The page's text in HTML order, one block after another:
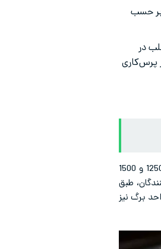
صنایع مختلف ،بر حسب
و اغلب در
پرس‌کاری
لازم به ذکر است در بازار ایران هر دو محصول شیت و پلیت با نام ورق استیل به فروش می‌رسند. عرض‌های رایج در بازار عرض‌های 1000، 1220، 1250 و 1500
از تولید کنندگان، طبق
برگ نیز